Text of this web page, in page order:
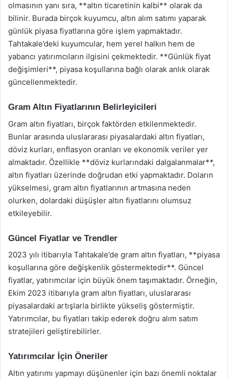
olmasının yanı sıra, **altın ticaretinin kalbi** olarak da
bilinir. Burada birçok kuyumcu, altın alım satımı yaparak
günlük piyasa fiyatlarına göre işlem yapmaktadır.
Tahtakale’deki kuyumcular, hem yerel halkın hem de
yabancı yatırımcıların ilgisini çekmektedir. **Günlük fiyat
değişimleri**, piyasa koşullarına bağlı olarak anlık olarak
güncellenmektedir.
Gram Altın Fiyatlarının Belirleyicileri
Gram altın fiyatları, birçok faktörden etkilenmektedir.
Bunlar arasında uluslararası piyasalardaki altın fiyatları,
döviz kurları, enflasyon oranları ve ekonomik veriler yer
almaktadır. Özellikle **döviz kurlarındaki dalgalanmalar**,
altın fiyatları üzerinde doğrudan etki yapmaktadır. Doların
yükselmesi, gram altın fiyatlarının artmasına neden
olurken, dolardaki düşüşler altın fiyatlarını olumsuz
etkileyebilir.
Güncel Fiyatlar ve Trendler
2023 yılı itibarıyla Tahtakale’de gram altın fiyatları, **piyasa
koşullarına göre değişkenlik göstermektedir**. Güncel
fiyatlar, yatırımcılar için büyük önem taşımaktadır. Örneğin,
Ekim 2023 itibarıyla gram altın fiyatları, uluslararası
piyasalardaki artışlarla birlikte yükseliş göstermiştir.
Yatırımcılar, bu fiyatları takip ederek doğru alım satım
stratejileri geliştirebilirler.
Yatırımcılar İçin Öneriler
Altın yatırımı yapmayı düşünenler için bazı önemli noktalar